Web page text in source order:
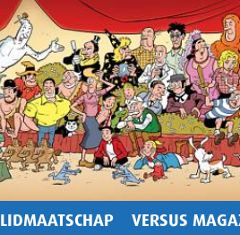
LIDMAATSCHAP
VERSUS